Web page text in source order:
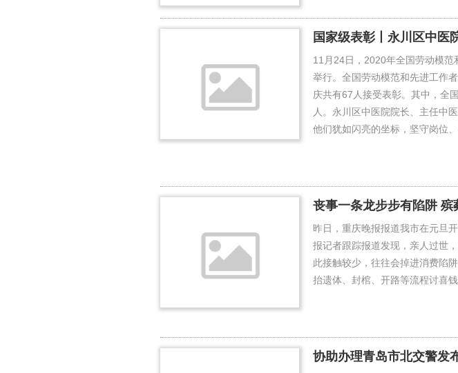
11月24日，2020年全国劳动模
举行。全国劳动模范和先进工作
庆共有67人接受表彰。其中，全
人。永川区中医院院长、主任中
他们犹如闪亮的坐标，坚守岗位、
昨日，重庆晚报报道我市在元旦
报记者跟踪报道发现，亲人过世
此接触较少，往往会掉进消费陷
抬遗体、封棺、开路等流程讨喜钱
协助办理青岛市北交警发